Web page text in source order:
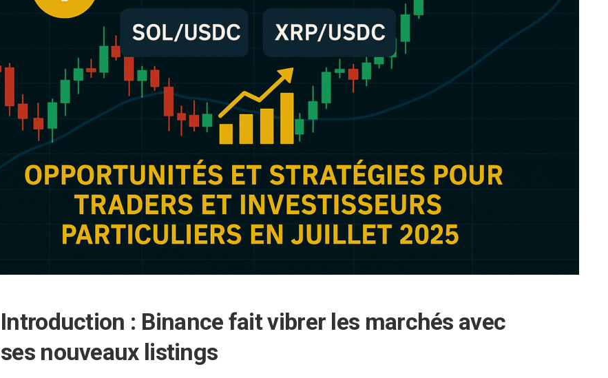
Introduction : Binance fait vibrer les marchés avec
ses nouveaux listings